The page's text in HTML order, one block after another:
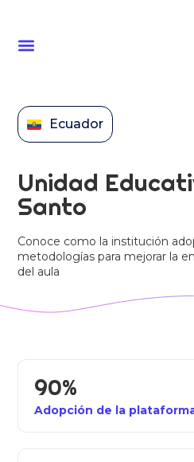
Ecuador
Unidad
Santo
Conoce como la institución
metodologías para mejorar la
del aula
90%
Adopción de la